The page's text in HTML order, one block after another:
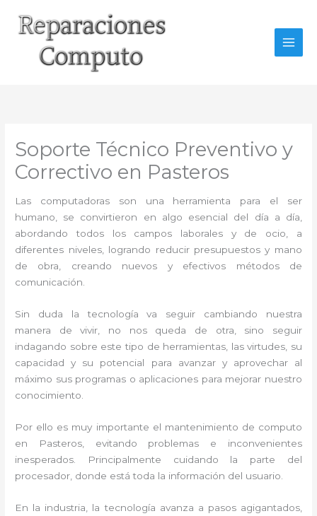
contenido
Soporte Técnico Preventivo y
Correctivo en Pasteros
Las computadoras son una herramienta para el ser
humano, se convirtieron en algo esencial del día a día,
abordando todos los campos laborales y de ocio, a
diferentes niveles, logrando reducir presupuestos y mano
de obra, creando nuevos y efectivos métodos de
comunicación.
Sin duda la tecnología va seguir cambiando nuestra
manera de vivir, no nos queda de otra, sino seguir
indagando sobre este tipo de herramientas, las virtudes, su
capacidad y su potencial para avanzar y aprovechar al
máximo sus programas o aplicaciones para mejorar nuestro
conocimiento.
Por ello es muy importante el mantenimiento de computo
en Pasteros, evitando problemas e inconvenientes
inesperados. Principalmente cuidando la parte del
procesador, donde está toda la información del usuario.
En la industria, la tecnología avanza a pasos agigantados,